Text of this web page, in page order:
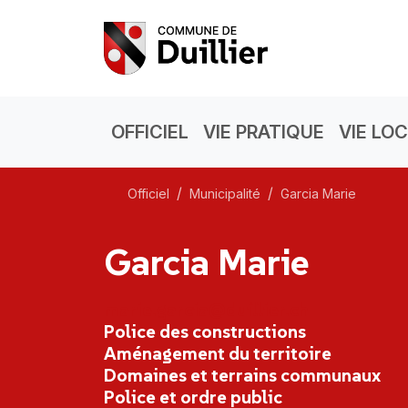
OFFICIEL VIE PRATIQUE VIE
Officiel Municipalité Garcia Marie
Garcia Marie
Police des constructions
Aménagement du territoire
Domaines et terrains communaux
Police et ordre public